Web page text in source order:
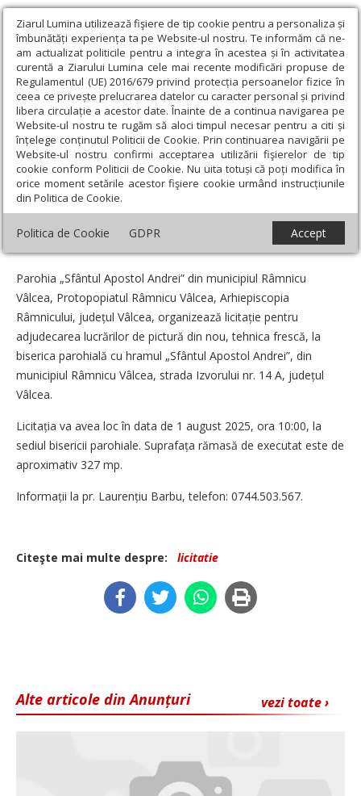
Ziarul Lumina utilizează fişiere de tip cookie pentru a personaliza și
îmbunătăți experiența ta pe Website-ul nostru. Te informăm că ne-
am actualizat politicile pentru a integra în acestea și în activitatea
curentă a Ziarului Lumina cele mai recente modificări propuse de
Regulamentul (UE) 2016/679 privind protecția persoanelor fizice în
ceea ce privește prelucrarea datelor cu caracter personal și privind
libera circulație a acestor date. Înainte de a continua navigarea pe
Website-ul nostru te rugăm să aloci timpul necesar pentru a citi și
înțelege conținutul Politicii de Cookie. Prin continuarea navigării pe
Website-ul nostru confirmi acceptarea utilizării fişierelor de tip
cookie conform Politicii de Cookie. Nu uita totuși că poți modifica în
orice moment setările acestor fişiere cookie urmând instrucțiunile
din Politica de Cookie.
Politica de Cookie GDPR Accept
Ziarul Lumina › Anunțuri › Licitație la Parohia „Sfântul Apostol
Andrei” din Râmnicu Vâlcea
Licitație la Parohia „Sfântul Apostol
Andrei” din Râmnicu Vâlcea
Data: 08 Iulie 2025
Parohia „Sfântul Apostol Andrei” din municipiul Râm­nicu
Vâlcea, Protopopiatul Râmnicu Vâlcea, Arhiepiscopia
Râmnicului, județul Vâlcea, organizează licitație pentru
adjudecarea lucrărilor de pictură din nou, tehnica frescă, la
biserica parohială cu hramul „Sfântul Apostol Andrei”, din
municipiul Râmnicu Vâlcea, strada Izvorului nr. 14 A, județul
Vâlcea.
Licitația va avea loc în data de 1 august 2025, ora 10:00, la
sediul bisericii parohiale. Suprafața rămasă de executat este de
aproximativ 327 mp.
Informații la pr. Lauren­țiu Barbu, telefon: 0744.503.567.
Citeşte mai multe despre: licitatie
vezi toate ›
Alte articole din Anunțuri